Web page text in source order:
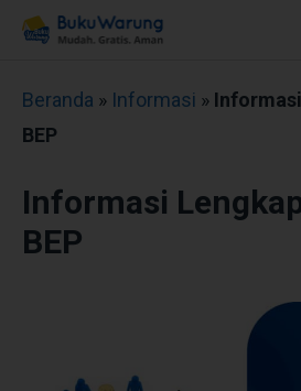
Beranda » Informasi »
BEP
Informasi
BEP